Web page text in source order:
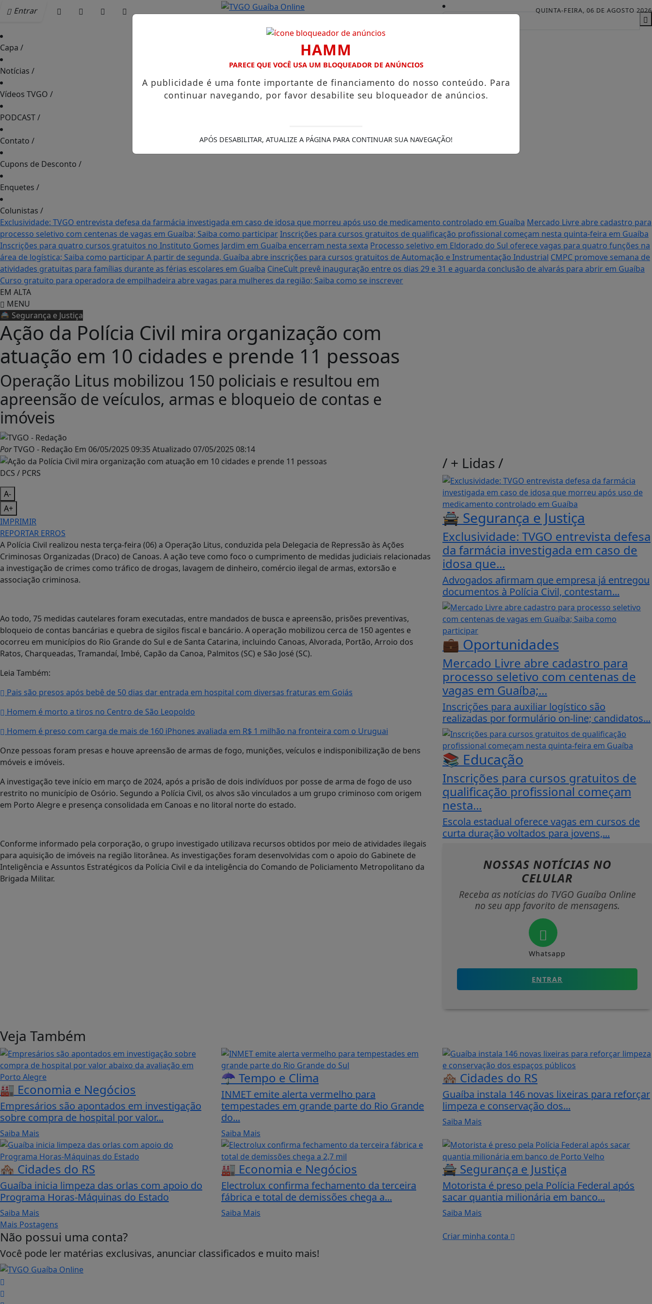
Entrar QUINTA-FEIRA, 06 DE AGOSTO 2026
Capa /
Notícias /
Vídeos TVGO /
PODCAST/
Contato /
Cupons de Desconto /
Enquetes /
Colunistas /
Exclusividade: TVGO entrevista defesa da farmácia investigada em caso de idosa que morreu após uso de medicamento controlado em Guaíba Mercado Livre abre cadastro para
processo seletivo com centenas de vagas em Guaíba; Saiba como participarInscrições para cursos gratuitos de qualificação profissional começam nesta quinta-feira em Guaíba
Inscrições para quatro cursos gratuitos no Instituto Gomes Jardim em Guaíba encerram nesta sexta Processo seletivo em Eldorado do Sul oferece vagas para quatro funções na
área de logística; Saiba como participarA partir de segunda, Guaíba abre inscrições para cursos gratuitos de Automação e Instrumentação Industrial CMPC promove semana de
atividades gratuitas para famílias durante as férias escolares em Guaíba CineCult prevê inauguração entre os dias 29 e 31 e aguarda conclusão de alvarás para abrir em Guaíba
Curso gratuito para operadora de empilhadeira abre vagas para mulheres da região; Saiba como se inscrever
EM ALTA
MENU
🚔 Segurança e Justiça
Ação da Polícia Civil mira organização com
atuação em 10 cidades e prende 11 pessoas
Operação Litus mobilizou 150 policiais e resultou em
apreensão de veículos, armas e bloqueio de contas e
imóveis
PorTVGO - Redação Em 06/05/2025 09:35 Atualizado 07/05/2025 08:14
DCS / PCRS
A-
A+
IMPRIMIR
REPORTAR ERROS
A Polícia Civil realizou nesta terça-feira (06) a Operação Litus, conduzida pela Delegacia de Repressão às Ações
Criminosas Organizadas (Draco) de Canoas. A ação teve como foco o cumprimento de medidas judiciais relacionadas
a investigação de crimes como tráfico de drogas, lavagem de dinheiro, comércio ilegal de armas, extorsão e
associação criminosa.
Ao todo, 75 medidas cautelares foram executadas, entre mandados de busca e apreensão, prisões preventivas,
bloqueio de contas bancárias e quebra de sigilos fiscal e bancário. A operação mobilizou cerca de 150 agentes e
ocorreu em municípios do Rio Grande do Sul e de Santa Catarina, incluindo Canoas, Alvorada, Portão, Arroio dos
Ratos, Charqueadas, Tramandaí, Imbé, Capão da Canoa, Palmitos (SC) e São José (SC).
Leia Também:
Pais são presos após bebê de 50 dias dar entrada em hospital com diversas fraturas em Goiás
Homem é morto a tiros no Centro de São Leopoldo
Homem é preso com carga de mais de 160 iPhones avaliada em R$ 1 milhão na fronteira com o Uruguai
Onze pessoas foram presas e houve apreensão de armas de fogo, munições, veículos e indisponibilização de bens
móveis e imóveis.
A investigação teve início em março de 2024, após a prisão de dois indivíduos por posse de arma de fogo de uso
restrito no município de Osório. Segundo a Polícia Civil, os alvos são vinculados a um grupo criminoso com origem
em Porto Alegre e presença consolidada em Canoas e no litoral norte do estado.
Conforme informado pela corporação, o grupo investigado utilizava recursos obtidos por meio de atividades ilegais
para aquisição de imóveis na região litorânea. As investigações foram desenvolvidas com o apoio do Gabinete de
Inteligência e Assuntos Estratégicos da Polícia Civil e da inteligência do Comando de Policiamento Metropolitano da
Brigada Militar.
/ + Lidas /
🚔 Segurança e Justiça
Exclusividade: TVGO entrevista defesa
da farmácia investigada em caso de
idosa que...
Advogados afirmam que empresa já entregou
documentos à Polícia Civil, contestam...
💼 Oportunidades
Mercado Livre abre cadastro para
processo seletivo com centenas de
vagas em Guaíba;...
Inscrições para auxiliar logístico são
realizadas por formulário on-line; candidatos...
📚 Educação
Inscrições para cursos gratuitos de
qualificação profissional começam
nesta...
Escola estadual oferece vagas em cursos de
curta duração voltados para jovens,...
NOSSAS NOTÍCIAS NO
CELULAR
Receba as notícias do TVGO Guaíba Online
no seu app favorito de mensagens.
Whatsapp
ENTRAR
Veja Também
🏭 Economia e Negócios
Empresários são apontados em investigação
sobre compra de hospital por valor...
Saiba Mais
☂️ Tempo e Clima
INMET emite alerta vermelho para
tempestades em grande parte do Rio Grande
do...
Saiba Mais
🏘️ Cidades do RS
Guaíba instala 146 novas lixeiras para reforçar
limpeza e conservação dos...
Saiba Mais
🏘️ Cidades do RS
Guaíba inicia limpeza das orlas com apoio do
Programa Horas-Máquinas do Estado
Saiba Mais
🏭 Economia e Negócios
Electrolux confirma fechamento da terceira
fábrica e total de demissões chega a...
Saiba Mais
🚔 Segurança e Justiça
Motorista é preso pela Polícia Federal após
sacar quantia milionária em banco...
Saiba Mais
Mais Postagens
Não possui uma conta?
Você pode ler matérias exclusivas, anunciar classificados e muito mais!
Criar minha conta
HAMM
PARECE QUE VOCÊ USA UM BLOQUEADOR DE ANÚNCIOS
A publicidade é uma fonte importante de financiamento do nosso conteúdo. Para
continuar navegando, por favor desabilite seu bloqueador de anúncios.
APÓS DESABILITAR, ATUALIZE A PÁGINA PARA CONTINUAR SUA NAVEGAÇÃO!